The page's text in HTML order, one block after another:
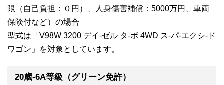
限（自己負担：０円）、人身傷害補償：5000万円、車両
保険付など）の場合
型式は「V98W 3200 デイ-ゼル タ-ボ 4WD ス-パ-エクシ-ド
ワゴン」を対象としています。
20歳-6A等級（グリーン免許）